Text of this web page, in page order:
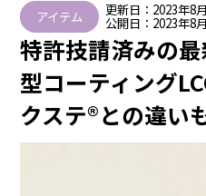
アイテム 更新日：2023年8
公開日：2023年8
特許技請済みの
型コーティング
クステ®との違い